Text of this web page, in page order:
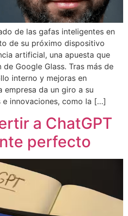
de las gafas inteligentes en
de su próximo dispositivo
artificial, una apuesta que
Google Glass. Tras más de
interno y mejoras en
empresa da un giro a su
e innovaciones, como la […]
a ChatGPT
perfecto